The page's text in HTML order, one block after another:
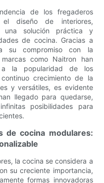
de los fregaderos
el diseño de interiores,
una solución práctica y
de cocina. Gracias a
su compromiso con la
como Naitron han
a la popularidad de los
crecimiento de la
y versátiles, es evidente
llegado para quedarse,
posibilidades para
de cocina modulares:
la cocina se considera a
su creciente importancia,
formas innovadoras